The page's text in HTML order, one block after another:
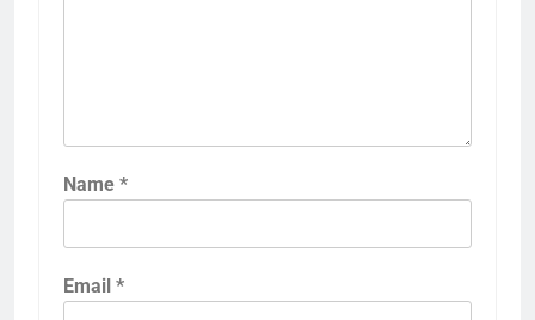
Name *
Email *